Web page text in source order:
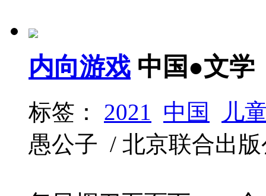
内向游戏 中国●文学
标签： 2021 中国
儿
愚公子 / 北京联合出